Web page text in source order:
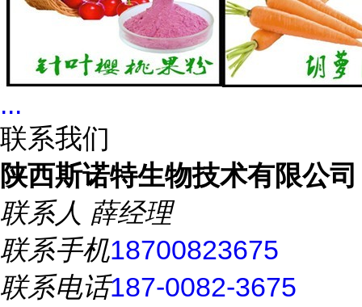
...
联系我们
陕西斯诺特生物技术有限公司
联系人 薛经理
联系手机18700823675
联系电话187-0082-3675